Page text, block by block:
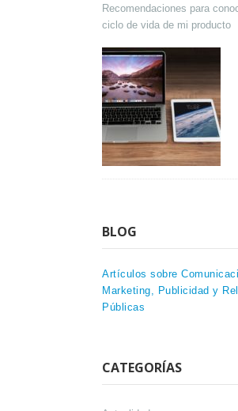
Recomendaciones para
ciclo de vida de mi producto
BLOG
Artículos sobre
Marketing, Publicidad y
Públicas
CATEGORÍAS